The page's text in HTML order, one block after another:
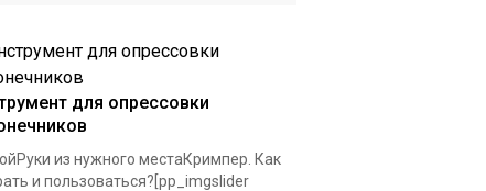
для опрессовки
из нужного местаКримпер. Как
и пользоваться?[pp_imgslider